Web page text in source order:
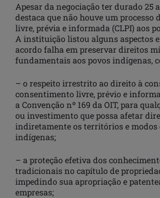
Apesar da negociação ter durado 25
destaca que não houve um processo
livre, prévia e informada (CLPI) aos
A instituição listou alguns aspectos
acordo falha em preservar direitos
fundamentais aos povos indígenas,
– o respeito irrestrito ao direito à
consentimento livre, prévio e
a Convenção nº 169 da OIT, para
ou investimento que possa afetar
indiretamente os territórios e modos
indígenas;
– a proteção efetiva dos
tradicionais no capítulo de
impedindo sua apropriação e
empresas;